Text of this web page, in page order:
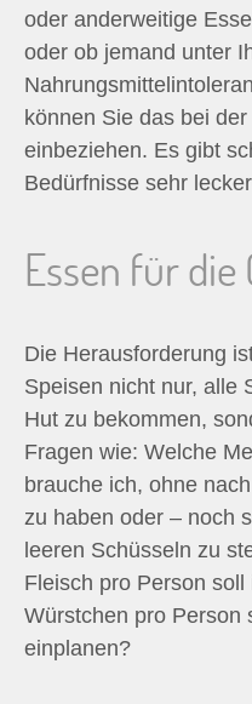
oder anderweitige
oder ob jemand unter
können Sie das bei
einbeziehen. Es gibt
Bedürfnisse sehr
Essen für
Die Herausforderung
Speisen nicht nur, alle
Hut zu bekommen,
Fragen wie: Welche
brauche ich, ohne
zu haben oder – noch
leeren Schüsseln zu
Fleisch pro Person
Würstchen pro Person
einplanen?